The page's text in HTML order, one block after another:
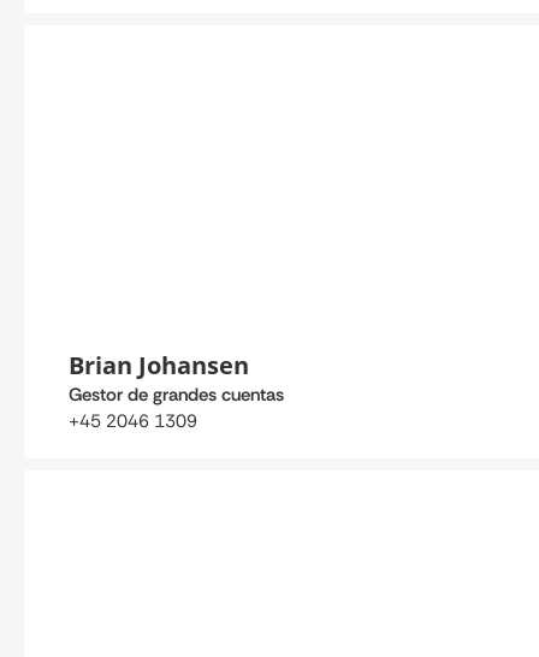
Brian Johansen
Gestor de grandes cuentas
+45 2046 1309